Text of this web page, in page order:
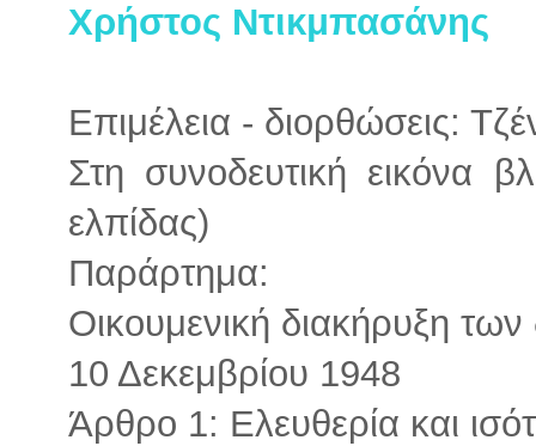
Χρήστος Ντικμπασάνης
Επιμέλεια - διορθώσεις:
Στη συνοδευτική εικόνα
ελπίδας)
Παράρτημα:
Οικουμενική διακήρυξη
10 Δεκεμβρίου 1948
Άρθρο 1: Ελευθερία και